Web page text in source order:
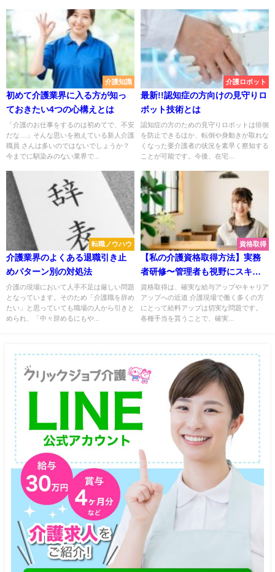
介護知識
初めて介護業界に入る方が知っ
ておきたい4つの心構えとは
「介護のお仕事をするのは初めてで、不安
だな…」そんな思いを抱えている新人介護
職員 さんは多いのではないでしょうか？
今までに馴染みのない業界で...
介護ロボット
最新!!認知症の方向けの見守りロ
ボット技術とは
認知症の方のための見守りロボットは徘徊
を防止できるほか、転倒や身動きが取れな
くなった要介護者の状況を素早く察知する
ことが可能です。今後、在宅...
転職ノウハウ
介護業界のよくある退職引き止
めパターン別の対処法
介護の現場において人手不足は厳しい問題
となっています。そのため「介護職を辞め
たい」と思っていても職場の人から引きと
められ、「中々辞めるにもや...
資格取得
【私の介護資格取得方法】実務
者研修〜管理者も視野にスキル
アップを目指して～
資格取得は、確実な給与アップやキャリア
アップへの近道 介護現場で働く多くの方
にとって給料アップは切実な問題です。
各種手当を貰うことで、確実...